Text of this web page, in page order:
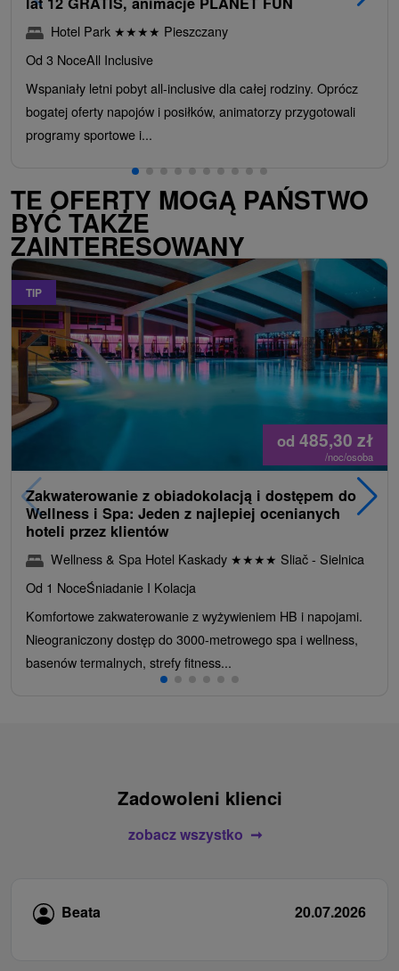
Hotel Park ★★★★ Pieszczany
Od 3 NoceAll Inclusive
Wspaniały letni pobyt all-inclusive dla całej rodziny. Oprócz
bogatej oferty napojów i posiłków, animatorzy przygotowali
programy sportowe i...
TE OFERTY MOGĄ PAŃSTWO
BYĆ TAKŻE
ZAINTERESOWANY
TIP
od 485,30 zł
/noc/osoba
Zakwaterowanie z obiadokolacją i dostępem do
Wellness i Spa: Jeden z najlepiej ocenianych
hoteli przez klientów
Wellness & Spa Hotel Kaskady ★★★★ Sliač - Sielnica
Od 1 NoceŚniadanie I Kolacja
Komfortowe zakwaterowanie z wyżywieniem HB i napojami.
Nieograniczony dostęp do 3000-metrowego spa i wellness,
basenów termalnych, strefy fitness...
Zadowoleni klienci
zobacz wszystko
Beata 20.07.2026